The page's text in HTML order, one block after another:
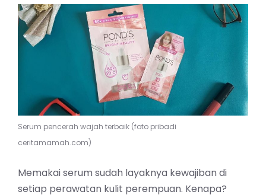
Serum pencerah wajah terbaik (foto pribadi
ceritamamah.com)
Memakai serum sudah layaknya kewajiban di
setiap perawatan kulit perempuan. Kenapa?